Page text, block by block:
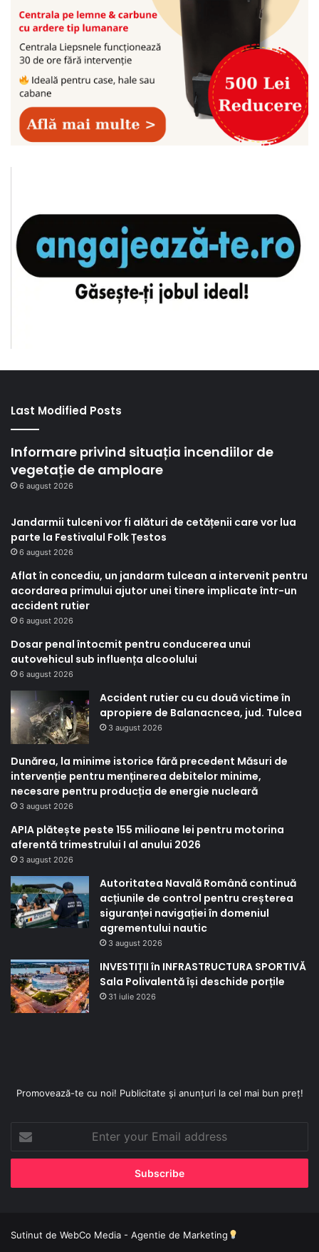
Last Modified Posts
Informare privind situația incendiilor de
vegetație de amploare
6 august 2026
Jandarmii tulceni vor fi alături de cetățenii care vor lua
parte la Festivalul Folk Țestos
6 august 2026
Aflat în concediu, un jandarm tulcean a intervenit pentru
acordarea primului ajutor unei tinere implicate într-un
accident rutier
6 august 2026
Dosar penal întocmit pentru conducerea unui
autovehicul sub influența alcoolului
6 august 2026
Accident rutier cu cu două victime în
apropiere de Balanacncea, jud. Tulcea
3 august 2026
Dunărea, la minime istorice fără precedent Măsuri de
intervenție pentru menținerea debitelor minime,
necesare pentru producția de energie nucleară
3 august 2026
APIA plătește peste 155 milioane lei pentru motorina
aferentă trimestrului I al anului 2026
3 august 2026
Autoritatea Navală Română continuă
acțiunile de control pentru creșterea
siguranței navigației în domeniul
agrementului nautic
3 august 2026
INVESTIȚII în INFRASTRUCTURA SPORTIVĂ
Sala Polivalentă își deschide porțile
31 iulie 2026
Promovează-te cu noi! Publicitate și anunțuri la cel mai bun preț!
your
Email
Sutinut de WebCo Media - Agentie de Marketing